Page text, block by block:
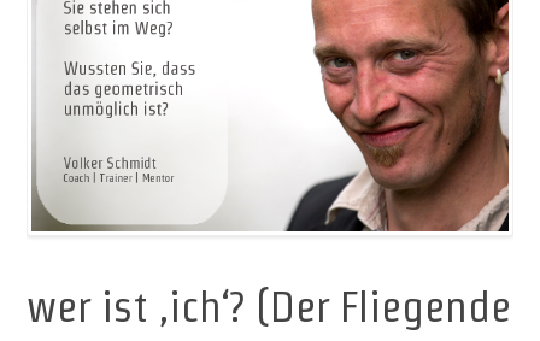
wer ist ‚ich‘? (Der Fliegende